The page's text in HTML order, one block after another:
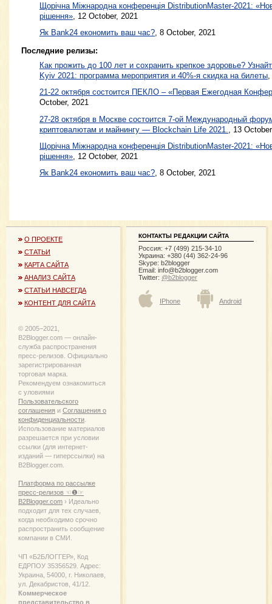
Щорічна Міжнародна конференція DistributionMaster-2021:
рішення» 12 October, 2021
Як Bank24 економить ваш час? 8 October, 2021
Последние релизы:
Как прожить до 100 лет и сохранить крепкое здоровье?
Kyiv 2021: программа мероприятия и 40%-я скидка на билеты,
21-22 октября cостоится ПЕКЛО – «Первая Ежегодная
October, 2021
27-28 октября в Москве состоится 7-ой Международный
криптовалютам и майнингу — Blockchain Life 2021.
, 13
Щорічна Міжнародна конференція DistributionMaster-2021:
рішення» , 12 October, 2021
Як Bank24 економить ваш час?, 8 October, 2021
О ПРОЕКТЕ
СТАТЬИ
КАРТА САЙТА
АНАЛИЗ САЙТА
СТАТЬИ НАВСЕГДА
КОНТЕНТ ДЛЯ САЙТА
© 2005−2021,
B2Blogger.com — онлайн-
служба распространения
пресс-релизов. Официально
зарегистрированная
торговая марка.
Рекомендуем ознакомиться
с уловиями
Пользовательского
соглашения и Соглашения о
конфиденциальности
Использование материалов
разрешается при условии
ссылки (для интернет-
изданий — гиперссылки) на
B2Blogger.com.
Платформа по рассылке
пресс-релизов ☜❶☞
B2Blogger.com › Идеально
подходит для тех случаев,
когда необходимо срочно
распространить сообщение
компании в СМИ.
ЧП «Б2БЛОГГЕР», Код
ЕДРПОУ 35356529. Адрес:
Украина, 54000, г. Николаев,
ул. Декабристов, 41/12.
Коммерческое
представительство в
КОНТАКТЫ РЕДАКЦИИ САЙТА
Россия: +7 (499) 215-34-10
Украина: +380 (44) 362-24-96
Skype: b2blogger
Email: info@b2blogger.com
Twitter: @b2blogger
IPhone Android